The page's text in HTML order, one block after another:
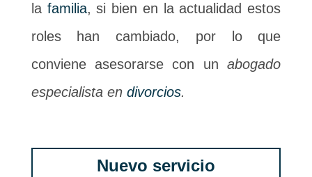
la familia, si bien en la actualidad estos
roles han cambiado, por lo que
conviene asesorarse con unabogado
especialista en divorcios.
Nuevo servicio